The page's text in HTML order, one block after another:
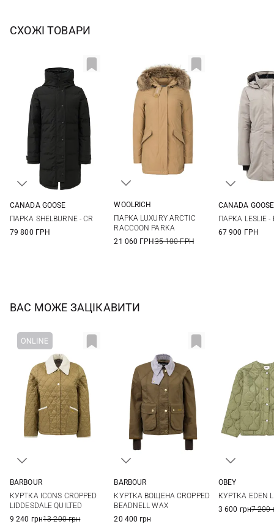
СХОЖІ ТОВАРИ
CANADA GOOSE
ПАРКА SHELBURNE - CR
79 800 ГРН
WOOLRICH
ПАРКА LUXURY ARCTIC
RACCOON PARKA
21 060 ГРН35 100 ГРН
CANADA GOOSE
ПАРКА LESLIE -
67 900 ГРН
ВАС МОЖЕ ЗАЦІКАВИТИ
BARBOUR
КУРТКА ICONS CROPPED
LIDDESDALE QUILTED
9 240 грн13 200 грн
14
BARBOUR
КУРТКА ВОЩЕНА CROPPED
BEADNELL WAX
20 400 грн
OBEY
КУРТКА EDEN
3 600 грн7 200